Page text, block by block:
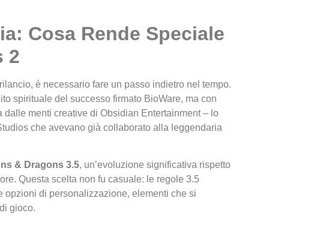
Cosa Rende Speciale
2
è necessario fare un passo indietro nel tempo.
spirituale del successo firmato BioWare, ma con
dalle menti creative di Obsidian Entertainment – lo
che avevano già collaborato alla leggendaria
& Dragons 3.5, un’evoluzione significativa rispetto
Questa scelta non fu casuale: le regole 3.5
opzioni di personalizzazione, elementi che si
gioco.